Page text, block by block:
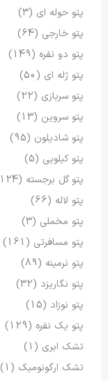
پتو حوله ای (3)
پتو خارجی (64)
پتو دو نفره (149)
پتو ژله ای (50)
پتو سربازی (22)
پتو سروین (13)
پتو شادیلون (95)
پتو کیلویی (5)
پتو گل برجسته (124)
پتو لاله (66)
پتو مخملی (3)
پتو مسافرتی (161)
پتو نرمینه (89)
پتو نگاریزد (32)
پتو نوزاد (15)
پتو یک نفره (129)
تشک ابری (1)
تشک ارگونومیک (1)